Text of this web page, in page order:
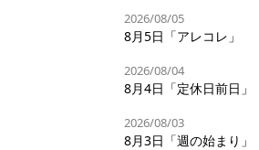
2026/08/05
8月5日「アレコレ」
2026/08/04
8月4日「定休日前日」
2026/08/03
8月3日「週の始まり」